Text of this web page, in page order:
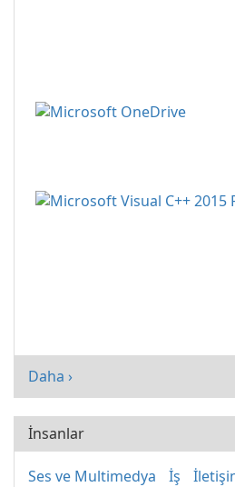
Daha ›
İnsanlar
Ses ve Multimedya İş